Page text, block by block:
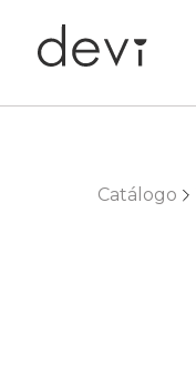
Catálogo